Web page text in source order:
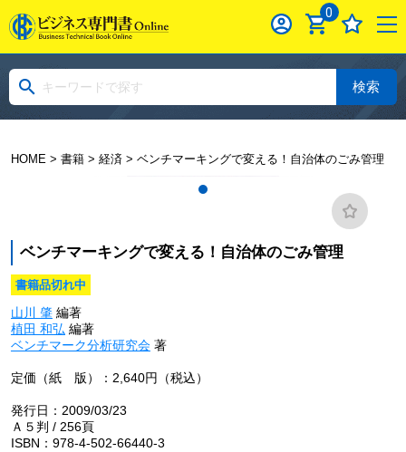
0
検索
HOME> 書籍> 経済 > ベンチマーキングで変える！自治体のごみ管理
ベンチマーキングで変える！自治体のごみ管理
書籍品切れ中
山川 肇編著
植田 和弘 編著
ベンチマーク分析研究会著
定価（紙 版）：2,640円（税込）
発行日：2009/03/23
Ａ５判 / 256頁
ISBN：978-4-502-66440-3